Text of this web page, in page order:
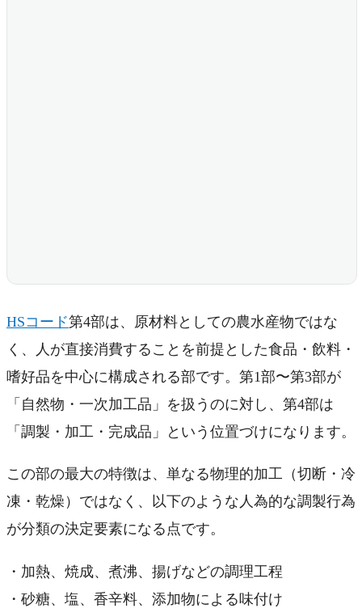
HSコード第4部は、原材料としての農水産物ではな
く、人が直接消費することを前提とした食品・飲料・
嗜好品を中心に構成される部です。第1部〜第3部が
「自然物・一次加工品」を扱うのに対し、第4部は
「調製・加工・完成品」という位置づけになります。
この部の最大の特徴は、単なる物理的加工（切断・冷
凍・乾燥）ではなく、以下のような人為的な調製行為
が分類の決定要素になる点です。
・加熱、焼成、煮沸、揚げなどの調理工程
・砂糖、塩、香辛料、添加物による味付け